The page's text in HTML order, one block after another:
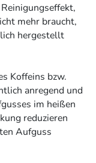
mehr braucht,
hergestellt
Koffeins bzw.
anregend und
im heißen
reduzieren
Aufguss